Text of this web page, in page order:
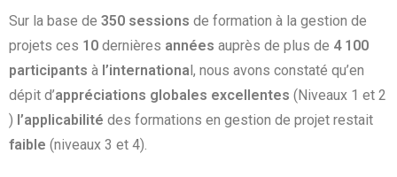
Sur la base de 350 sessions de formation à la gestion de
projets ces 10 dernières années auprès de plus de 4 100
participants à l’international, nous avons constaté qu’en
dépit d’appréciations globales excellentes (Niveaux 1 et 2
) l’applicabilité des formations en gestion de projet restait
faible (niveaux 3 et 4).